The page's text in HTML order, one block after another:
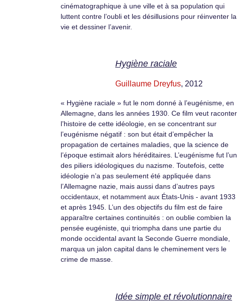
cinématographique à une ville et à sa population qui
luttent contre l’oubli et les désillusions pour réinventer la
vie et dessiner l’avenir.
Hygiène raciale
Guillaume Dreyfus, 2012
« Hygiène raciale » fut le nom donné à l’eugénisme, en
Allemagne, dans les années 1930. Ce film veut raconter
l’histoire de cette idéologie, en se concentrant sur
l’eugénisme négatif : son but était d’empêcher la
propagation de certaines maladies, que la science de
l’époque estimait alors héréditaires. L’eugénisme fut l’un
des piliers idéologiques du nazisme. Toutefois, cette
idéologie n’a pas seulement été appliquée dans
l’Allemagne nazie, mais aussi dans d’autres pays
occidentaux, et notamment aux États-Unis - avant 1933
et après 1945. L’un des objectifs du film est de faire
apparaître certaines continuités : on oublie combien la
pensée eugéniste, qui triompha dans une partie du
monde occidental avant la Seconde Guerre mondiale,
marqua un jalon capital dans le cheminement vers le
crime de masse.
Idée simple et révolutionnaire